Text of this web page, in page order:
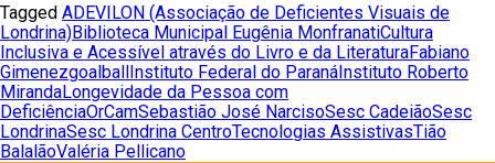
Tagged ADEVILON (Associação de Deficientes Visuais de
Londrina)Biblioteca Municipal Eugênia MonfranatiCultura
Inclusiva e Acessível através do Livro e da LiteraturaFabiano
GimenezgoalballInstituto Federal do ParanáInstituto Roberto
MirandaLongevidade da Pessoa com
DeficiênciaOrCamSebastião José NarcisoSesc CadeiãoSesc
LondrinaSesc Londrina CentroTecnologias AssistivasTião
BalalãoValéria Pellicano